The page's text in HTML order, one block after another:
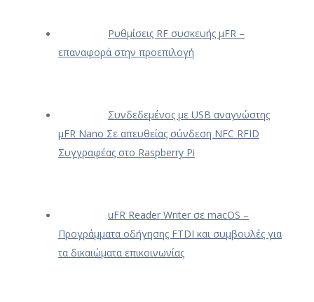
Ρυθμίσεις RF συσκευής μFR –
επαναφορά στην προεπιλογή
Συνδεδεμένος με USB αναγνώστης
μFR Nano Σε απευθείας σύνδεση NFC RFID
Συγγραφέας στο Raspberry Pi
uFR Reader Writer σε macOS –
Προγράμματα οδήγησης FTDI και συμβουλές για
τα δικαιώματα επικοινωνίας